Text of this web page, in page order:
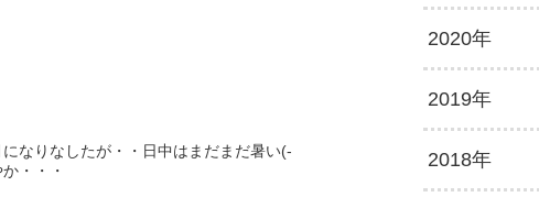
なりなしたが・・日中はまだまだ暑い(-
・・・
2026年2月
2026年1月
2025年8月
2025年7月
2025年6月
2024年9月
2024年8月
2024年7月
2023年10月
2023年9月
2023年8月
2022年11月
2022年10月
2022年9月
2021年12月
2021年11月
2021年10月
2020年
2020年12月
2020年11月
2019年
2019年12月
2018年